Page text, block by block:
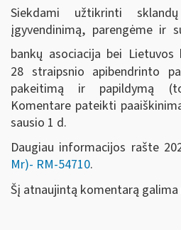
Siekdami užtikrinti
įgyvendinimą, parengėme ir
bankų asociacija bei
28 straipsnio apibendrinto
pakeitimą ir papildymą
Komentare pateikti
sausio 1 d.
Daugiau informacijos rašte
Mr)- RM-54710.
Šį atnaujintą komentarą